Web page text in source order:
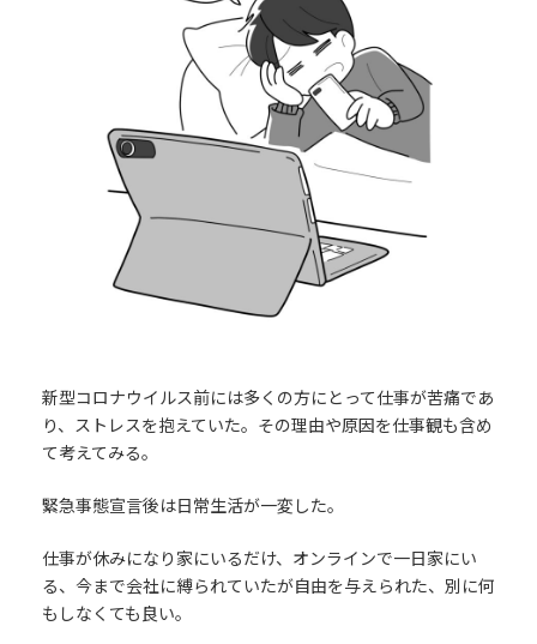
新型コロナウイルス前には多くの方にとって仕事が苦痛であ
り、ストレスを抱えていた。その理由や原因を仕事観も含め
て考えてみる。
緊急事態宣言後は日常生活が一変した。
仕事が休みになり家にいるだけ、オンラインで一日家にい
る、今まで会社に縛られていたが自由を与えられた、別に何
もしなくても良い。